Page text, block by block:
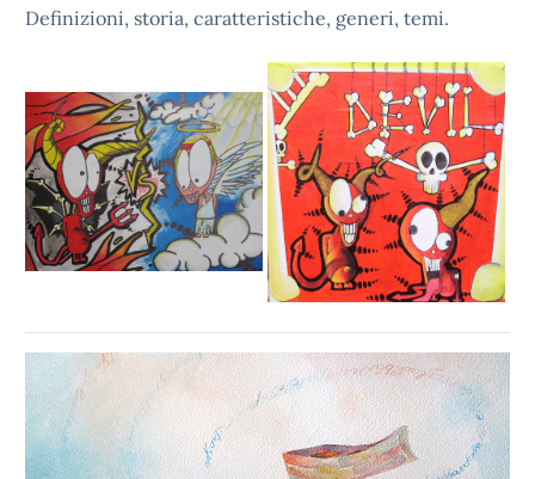
Definizioni, storia, caratteristiche, generi, temi.